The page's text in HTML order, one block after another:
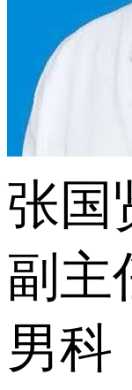
张国
副主
男科